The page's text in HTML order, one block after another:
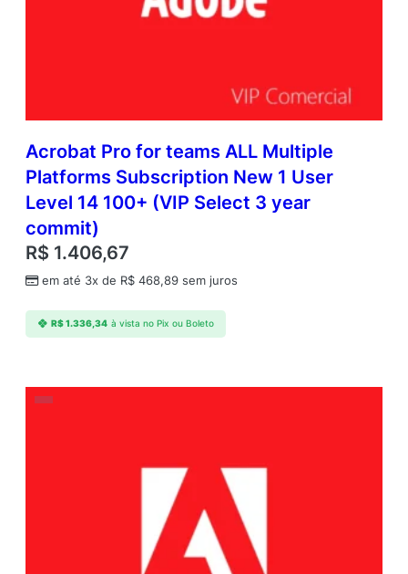
Acrobat Pro for teams ALL Multiple
Platforms Subscription New 1 User
Level 14 100+ (VIP Select 3 year
commit)
R$ 1.406,67
em até 3x de R$ 468,89 sem juros
R$1.336,34 à vista no Pix ou Boleto